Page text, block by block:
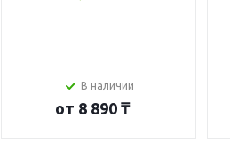
В наличии
от 8 890 ₸